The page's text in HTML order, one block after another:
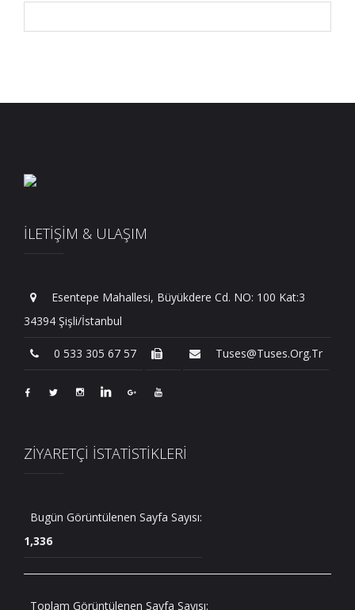
İLETİŞİM & ULAŞIM
Esentepe Mahallesi, Büyükdere Cd. NO: 100 Kat:3
34394 Şişli/İstanbul
0 533 305 67 57 Tuses@tuses.org.tr
ZİYARETÇİ İSTATİSTİKLERİ
Bugün Görüntülenen Sayfa Sayısı:
1,336
Toplam Görüntülenen Sayfa Sayısı: